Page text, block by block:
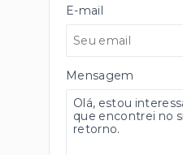
E-mail
Mensagem